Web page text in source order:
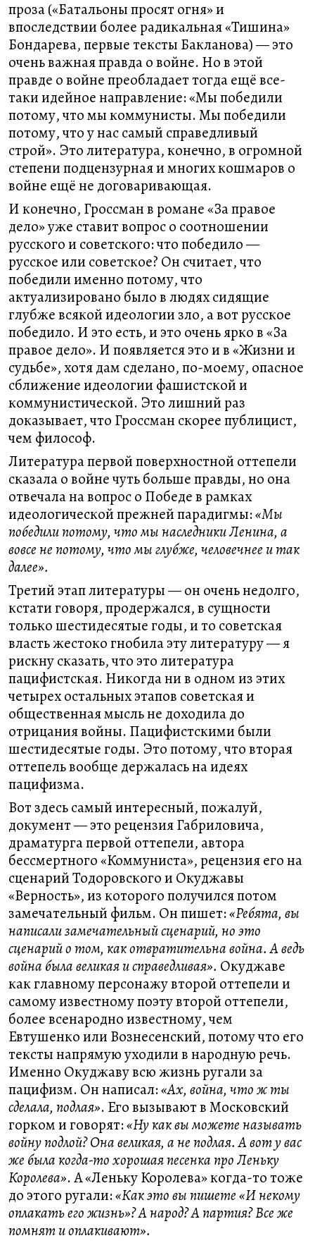
проза («Батальоны просят огня» и
впоследствии более радикальная «Тишина»
Бондарева, первые тексты Бакланова) — это
очень важная правда о войне. Но в этой
правде о войне преобладает тогда ещё все-
таки идейное направление: «Мы победили
потому, что мы коммунисты. Мы победили
потому, что у нас самый справедливый
строй». Это литература, конечно, в огромной
степени подцензурная и многих кошмаров о
войне ещё не договаривающая.
И конечно, Гроссман в романе «За правое
дело» уже ставит вопрос о соотношении
русского и советского: что победило —
русское или советское? Он считает, что
победили именно потому, что
актуализировано было в людях сидящие
глубже всякой идеологии зло, а вот русское
победило. И это есть, и это очень ярко в «За
правое дело». И появляется это и в «Жизни и
судьбе», хотя дам сделано, по-моему, опасное
сближение идеологии фашистской и
коммунистической. Это лишний раз
доказывает, что Гроссман скорее публицист,
чем философ.
Литература первой поверхностной оттепели
сказала о войне чуть больше правды, но она
отвечала на вопрос о Победе в рамках
идеологической прежней парадигмы:«Мы
победили потому, что мы наследники Ленина, а
вовсе не потому, что мы глубже, человечнее и так
далее».
Третий этап литературы — он очень недолго,
кстати говоря, продержался, в сущности
только шестидесятые годы, и то советская
власть жестоко гнобила эту литературу — я
рискну сказать, что это литература
пацифистская. Никогда ни в одном из этих
четырех остальных этапов советская и
общественная мысль не доходила до
отрицания войны. Пацифистскими были
шестидесятые годы. Это потому, что вторая
оттепель вообще держалась на идеях
пацифизма.
Вот здесь самый интересный, пожалуй,
документ — это рецензия Габриловича,
драматурга первой оттепели, автора
бессмертного «Коммуниста», рецензия его на
сценарий Тодоровского и Окуджавы
«Верность», из которого получился потом
замечательный фильм. Он пишет:«Ребята, вы
написали замечательный сценарий, но это
сценарий о том, как отвратительна война. А ведь
война была великая и справедливая». Окуджаве
как главному персонажу второй оттепели и
самому известному поэту второй оттепели,
более всенародно известному, чем
Евтушенко или Вознесенский, потому что его
тексты напрямую уходили в народную речь.
Именно Окуджаву всю жизнь ругали за
пацифизм. Он написал:«Ах, война, что ж ты
сделала, подлая». Его вызывают в Московский
горком и говорят:«Ну как вы можете называть
войну подлой? Она великая, а не подлая. А вот у вас
же была когда-то хорошая песенка про Леньку
Королева». А «Леньку Королева» когда-то тоже
до этого ругали:«Как это вы пишете «И некому
оплакать его жизнь»? А народ? А партия? Все же
помнят и оплакивают».